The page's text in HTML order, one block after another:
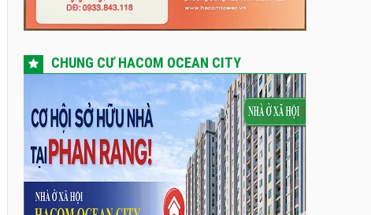
CHUNG CƯ HACOM OCEAN CITY